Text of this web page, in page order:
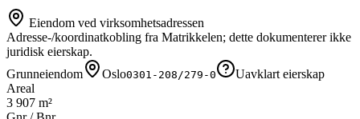
Eiendom ved virksomhetsadressen
Adresse-/koordinatkobling fra Matrikkelen; dette dokumenterer ikke
juridisk eierskap.
Grunneiendom
Oslo0301-208/279-0
Uavklart eierskap
Areal
3 907 m²